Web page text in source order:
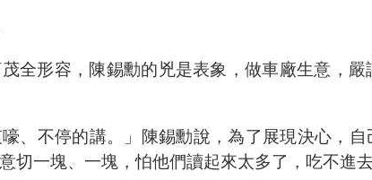
全形容，陳錫勳的兇是表象，做車廠生意，
嚎、不停的講。」陳錫勳說，為了展現決心，
切一塊、一塊，怕他們讀起來太多了，吃不進去